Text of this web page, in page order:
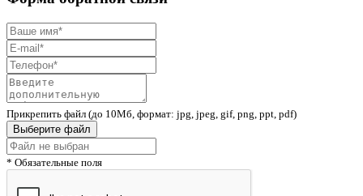
Прикрепить файл (до 10Мб, формат: jpg, jpeg, gif, png, ppt, pdf)
Выберите файл
* Обязательные поля